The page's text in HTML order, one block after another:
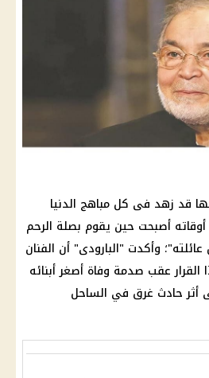
قد زهد فى كل مباهج الدنيا
أصبحت حين يقوم بصلة الرحم
عائلته"؛ وأكدت "البارودى" أن الفنان
عقب صدمة وفاة أصغر أبنائه
أثر حادث غرق في الساحل